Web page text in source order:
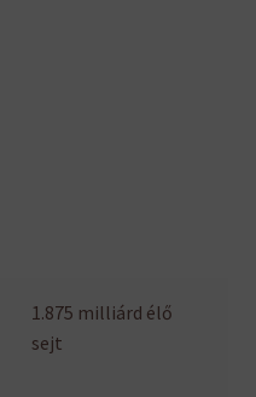
1.875 milliárd élő
sejt